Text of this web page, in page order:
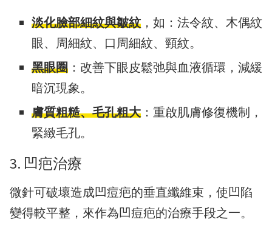
淡化臉部細紋與皺紋 ，如：法令紋、木偶紋
眼、周細紋、口周細紋、頸紋。
黑眼圈 ：改善下眼皮鬆弛與血液循環，減緩
暗沉現象。
膚質粗糙、毛孔粗大 ：重啟肌膚修復機制，
緊緻毛孔。
3. 凹疤治療
微針可破壞造成凹痘疤的垂直纖維束，使凹陷
變得較平整，來作為凹痘疤的治療手段之一。